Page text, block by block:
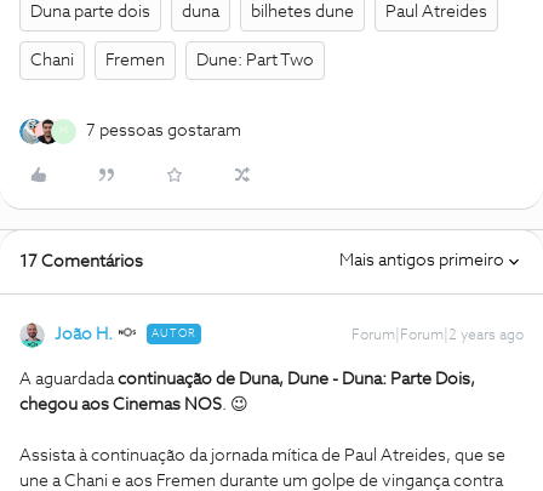
Duna parte dois duna bilhetes dune Paul Atreides
Chani Fremen Dune: Part Two
M 7 pessoas gostaram
17 Comentários Mais antigos primeiro
João H. AUTOR Forum|Forum|2 years ago
A aguardadacontinuação de Duna, Dune - Duna: Parte Dois,
chegou aos Cinemas NOS. 😉
Assista à continuação da jornada mítica de Paul Atreides, que se
une a Chani e aos Fremen durante um golpe de vingança contra